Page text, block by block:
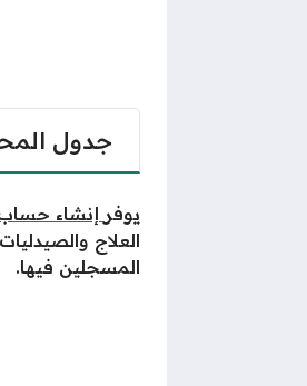
جدول
يوفر إنشاء
العلاج
المسجلين فيها.